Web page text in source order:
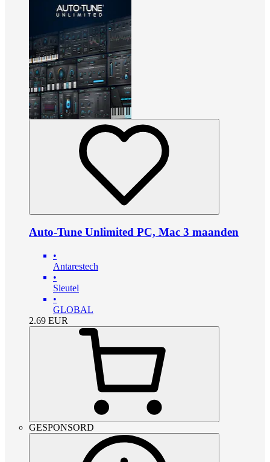
Auto-Tune Unlimited PC, Mac 3 maanden
•
Antarestech
•
Sleutel
•
GLOBAL
2.69 EUR
GESPONSORD